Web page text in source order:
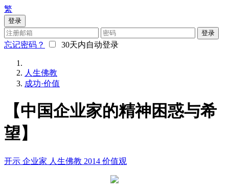
繁
登录
登录
忘记密码？ 30天内自动登录
人生佛教
成功·价值
【中国企业家的精神困惑与希
望】
开示 企业家 人生佛教 2014 价值观